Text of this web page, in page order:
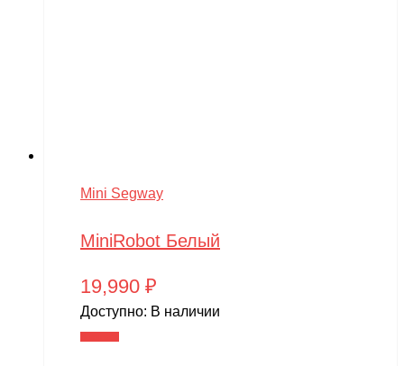
Mini Segway
MiniRobot Белый
19,990 ₽
Доступно: В наличии